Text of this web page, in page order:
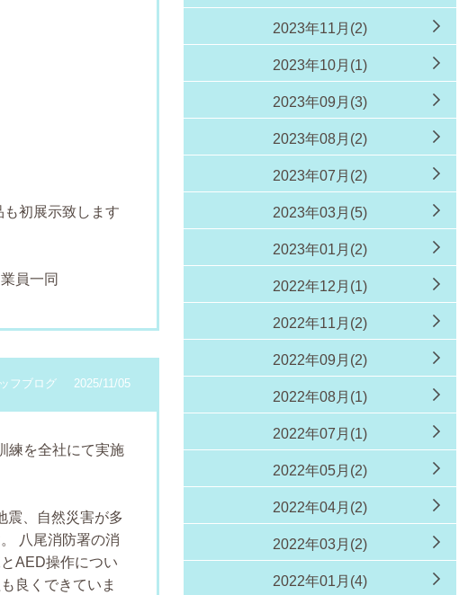
おさか
も初展示致します
2025/11/05
フブログ
練を全社にて実施
害が多
八尾消防署の消
AED操作につい
良くできていま
2023年11月(2)
2023年10月(1)
2023年09月(3)
2023年08月(2)
2023年07月(2)
2023年03月(5)
2023年01月(2)
2022年12月(1)
2022年11月(2)
2022年09月(2)
2022年08月(1)
2022年07月(1)
2022年05月(2)
2022年04月(2)
2022年03月(2)
2022年01月(4)